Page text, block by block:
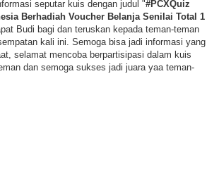
seputar kuis dengan judul "#PCXQuiz
Berhadiah Voucher Belanja Senilai Total 1
Budi bagi dan teruskan kepada teman-teman
kali ini. Semoga bisa jadi informasi yang
selamat mencoba berpartisipasi dalam kuis
dan semoga sukses jadi juara yaa teman-